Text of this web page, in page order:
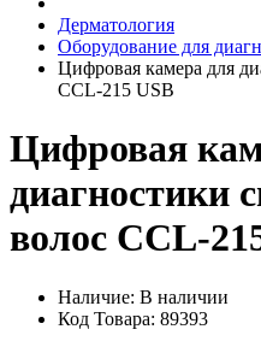
Дерматология
Оборудование для
Цифровая камера для
CCL-215 USB
Цифровая
диагностики
волос CCL-
Наличие: В наличии
Код Товара: 89393